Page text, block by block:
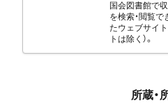
国会図書館で
を検索・閲覧で
たウェブサイ
トは除く）。
所蔵・